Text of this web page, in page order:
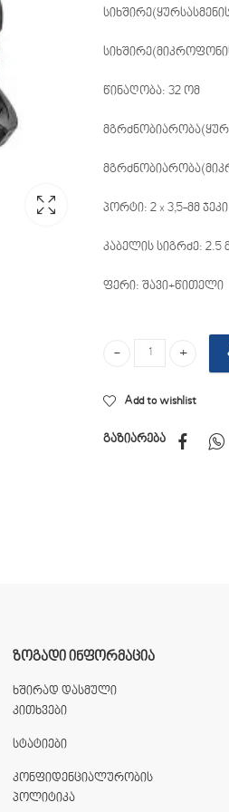
წინაღობა: 32 ომ
პორტი: 2 x 3,5-მმ
კაბელის სიგრძე: 2.5
ფერი: შავი+წითელი
Add to wishlist
გაზიარება
ᲖᲝᲒᲐᲓᲘ ᲘᲜᲤᲝᲠᲛᲐᲪᲘᲐ
ხშირად დასმული
კითხვები
სტატიები
კონფიდენციალურობის
პოლიტიკა